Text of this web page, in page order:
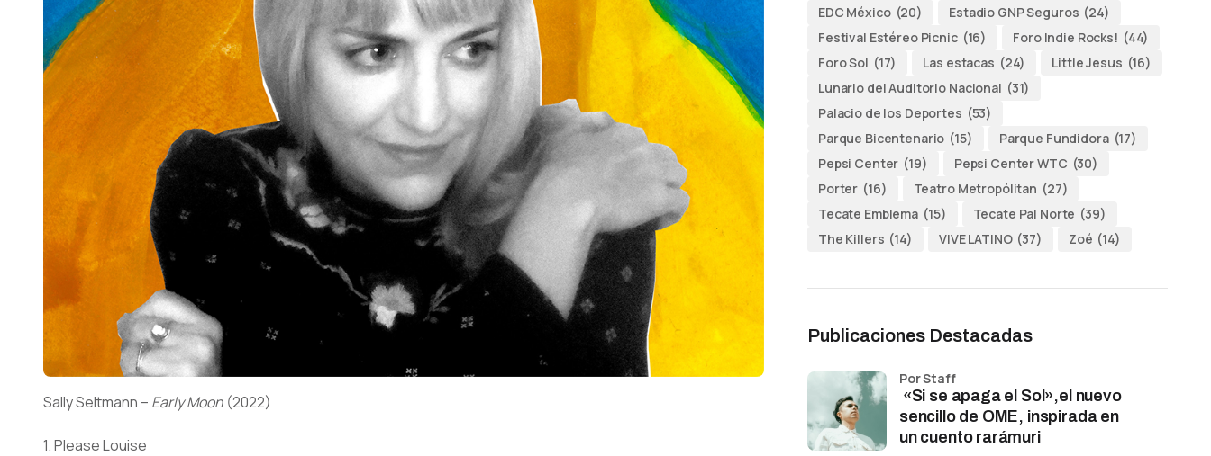
Sally Seltmann – Early Moon (2022)
1. Please Louise
EDC México (20) Estadio GNP Seguros (24)
Festival Estéreo Picnic (16) Foro Indie Rocks! (44)
Foro Sol (17) Las estacas (24) Little Jesus (16)
Lunario del Auditorio Nacional (31)
Palacio de los Deportes (53)
Parque Bicentenario (15) Parque Fundidora (17)
Pepsi Center (19) Pepsi Center WTC (30)
Porter (16) Teatro Metropólitan (27)
Tecate Emblema (15) Tecate Pal Norte (39)
The Killers (14) VIVE LATINO (37) Zoé (14)
Publicaciones Destacadas
«Si se apaga el Sol»,el nuevo
sencillo de OME, inspirada en
un cuento rarámuri
por Staff